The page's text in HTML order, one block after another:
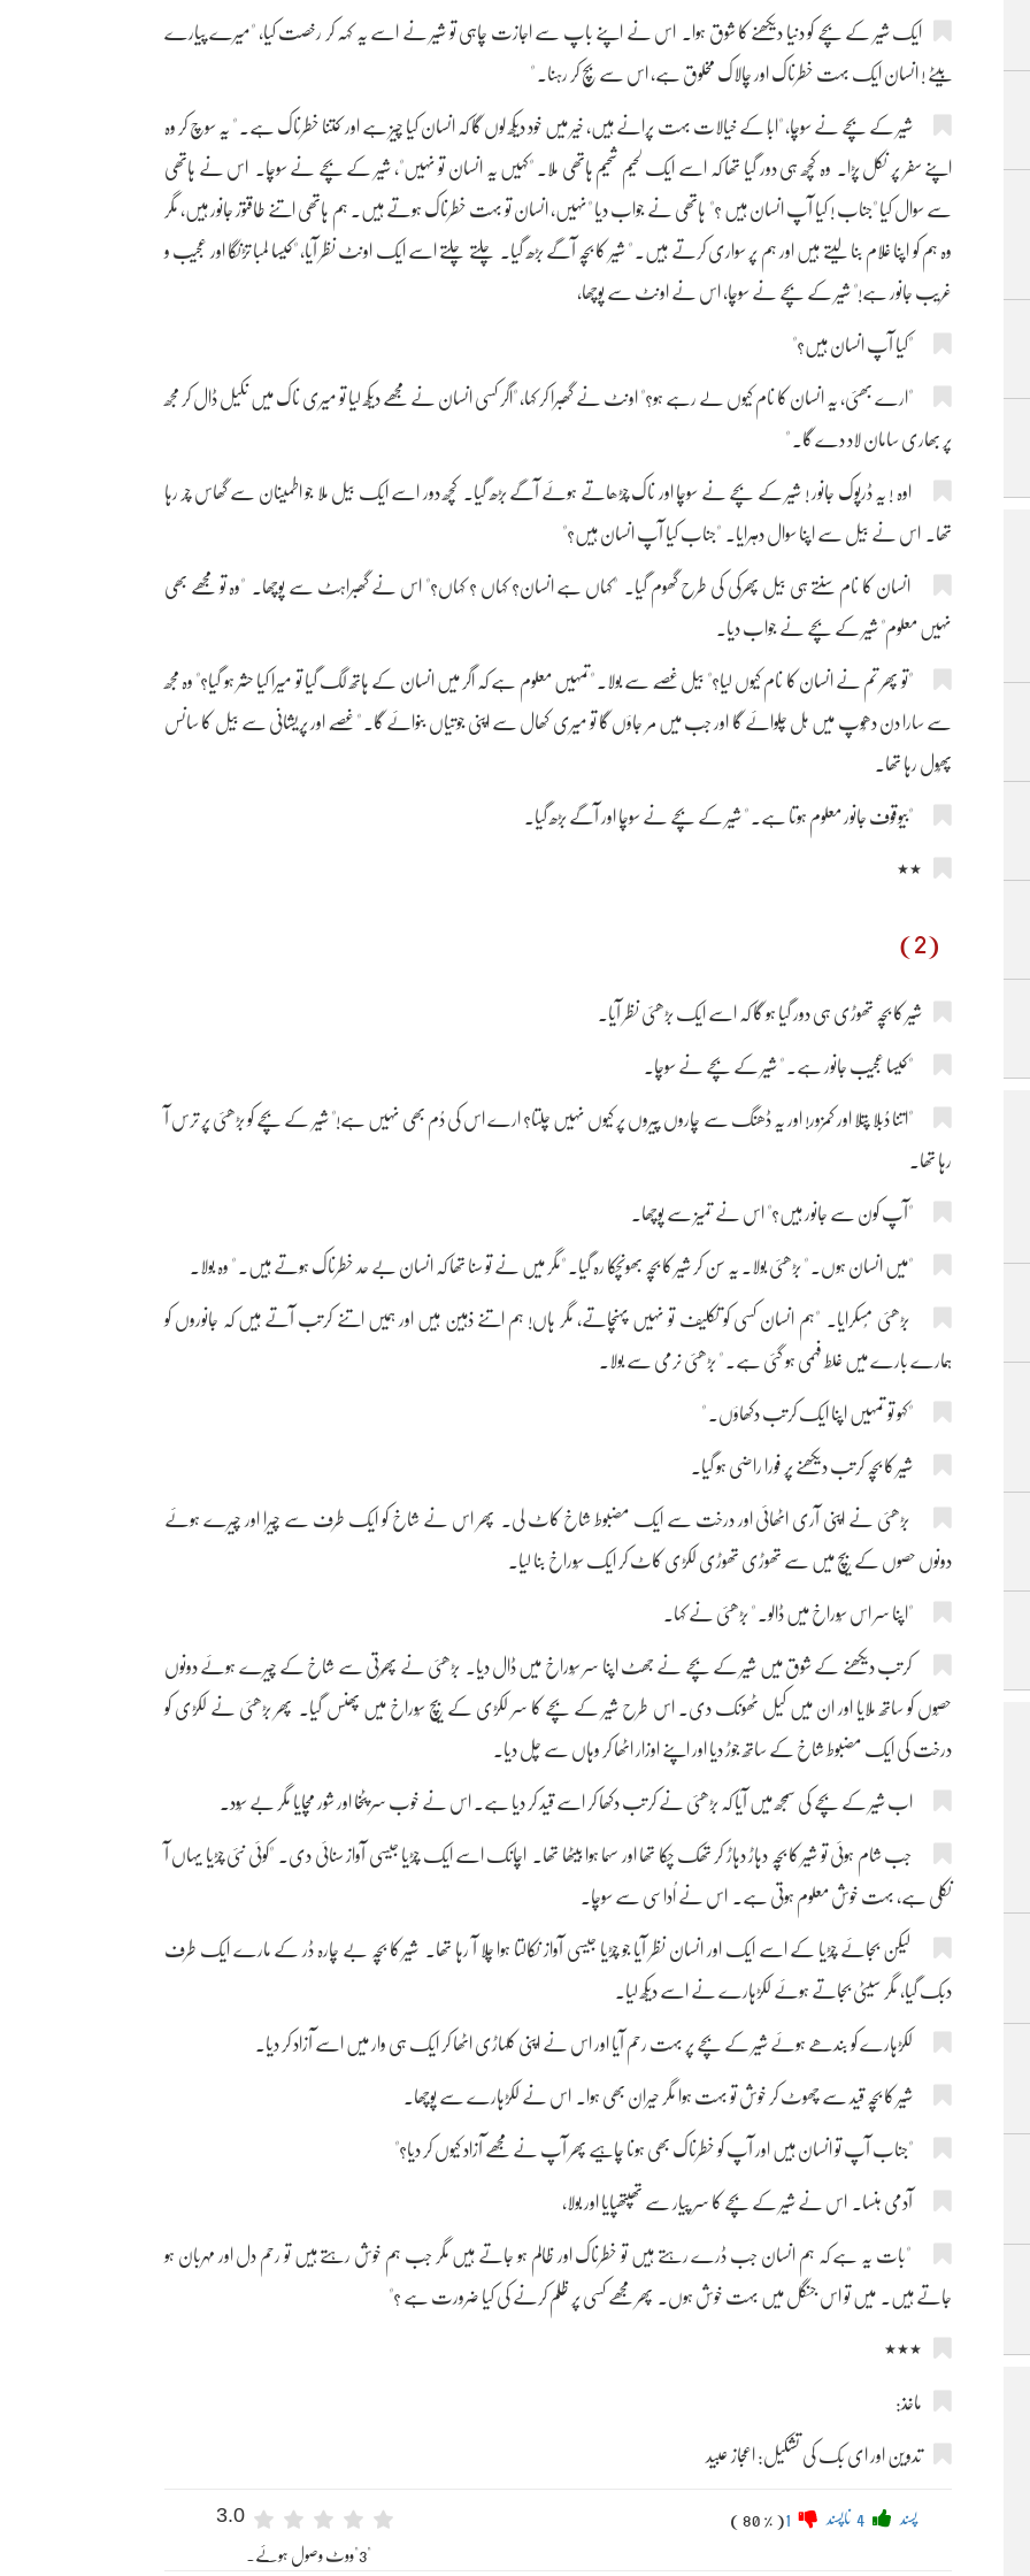
ایک شیر کے بچے کو دنیا دیکھنے کا شوق ہوا۔ اس نے اپنے باپ سے اجازت چاہی تو شیر نے اسے یہ کہہ کر رخصت کیا، "میرے پیارے
بیٹے ! انسان ایک بہت خطرناک اور چالاک مخلوق ہے، اس سے بچ کر رہنا۔ "
شیر کے بچے نے سوچا، "ابّا کے خیالات بہت پرانے ہیں، خیر میں خود دیکھ لوں گا کہ انسان کیا چیز ہے اور کتنا خطرناک ہے۔ " یہ سوچ کر وہ
اپنے سفر پر نکل پڑا۔ وہ کچھ ہی دور گیا تھا کہ اسے ایک لحیم شحیم ہاتھی ملا۔ "کہیں یہ انسان تو نہیں"، شیر کے بچے نے سوچا۔ اس نے ہاتھی
سے سوال کیا "جناب ! کیا آپ انسان ہیں ؟" ہاتھی نے جواب دیا "نہیں، انسان تو بہت خطرناک ہوتے ہیں۔ ہم ہاتھی اتنے طاقتور جانور ہیں، مگر
وہ ہم کو اپنا غلام بنا لیتے ہیں اور ہم پر سواری کرتے ہیں۔ " شیر کا بچہ آگے بڑھ گیا۔ چلتے چلتے اسے ایک اونٹ نظر آیا، "کیسا لمبا تڑنگا اور عجیب و
غریب جانور ہے!" شیر کے بچے نے سوچا، اس نے اونٹ سے پوچھا،
"کیا آپ انسان ہیں؟"
"ارے بھئی، یہ انسان کا نام کیوں لے رہے ہو؟" اونٹ نے گھبرا کر کہا، "اگر کسی انسان نے مجھے دیکھ لیا تو میری ناک میں نکیل ڈال کر مجھ
پر بھاری سامان لاد دے گا۔ "
اوہ ! یہ ڈرپوک جانور ! شیر کے بچے نے سوچا اور ناک چڑھاتے ہوئے آگے بڑھ گیا۔ کچھ دور اسے ایک بیل ملا جو اطمینان سے گھاس چر رہا
تھا۔ اس نے بیل سے اپنا سوال دہرایا۔ "جناب کیا آپ انسان ہیں؟"
انسان کا نام سنتے ہی بیل پھرکی کی طرح گھوم گیا۔ "کہاں ہے انسان؟ کہاں ؟ کہاں؟" اس نے گھبراہٹ سے پوچھا۔ "وہ تو مجھے بھی
نہیں معلوم" شیر کے بچے نے جواب دیا۔
"تو پھر تم نے انسان کا نام کیوں لیا؟" بیل غصّے سے بولا۔ "تمہیں معلوم ہے کہ اگر میں انسان کے ہاتھ لگ گیا تو میرا کیا حشر ہو گیا؟" وہ مجھ
سے سارا دن دھُوپ میں ہل چلوائے گا اور جب میں مر جاؤں گا تو میری کھال سے اپنی جوتیاں بنوائے گا۔ " غصّے اور پریشانی سے بیل کا سانس
پھُول رہا تھا۔
"بیوقوف جانور معلوم ہوتا ہے۔ " شیر کے بچے نے سوچا اور آگے بڑھ گیا۔
٭٭
(2)
شیر کا بچہ تھوڑی ہی دور گیا ہو گا کہ اسے ایک بڑھئی نظر آیا۔
"کیسا عجیب جانور ہے۔ " شیر کے بچے نے سوچا۔
"اتنا دُبلا پتلا اور کمزور! اور یہ ڈھنگ سے چاروں پیروں پر کیوں نہیں چلتا؟ ارے اس کی دُم بھی نہیں ہے!" شیر کے بچے کو بڑھئی پر ترس آ
رہا تھا۔
"آپ کون سے جانور ہیں؟" اس نے تمیز سے پوچھا۔
"میں انسان ہوں۔ " بڑھئی بولا۔ یہ سن کر شیر کا بچہ بھونچکا رہ گیا۔ "مگر میں نے تو سنا تھا کہ انسان بے حد خطرناک ہوتے ہیں۔ " وہ بولا۔
بڑھئی مُسکرایا۔ "ہم انسان کسی کو تکلیف تو نہیں پہنچاتے، مگر ہاں! ہم اتنے ذہین ہیں اور ہمیں اتنے کرتب آتے ہیں کہ جانوروں کو
ہمارے بارے میں غلط فہمی ہو گئی ہے۔ " بڑھئی نرمی سے بولا۔
"کہو تو تمہیں اپنا ایک کرتب دکھاؤں۔ "
شیر کا بچہ کرتب دیکھنے پر فورا راضی ہو گیا۔
بڑھئی نے اپنی آری اٹھائی اور درخت سے ایک مضبوط شاخ کاٹ لی۔ پھر اس نے شاخ کو ایک طرف سے چیرا اور چیرے ہوئے
دونوں حصوں کے بیچ میں سے تھوڑی تھوڑی لکڑی کاٹ کر ایک سُوراخ بنا لیا۔
"اپنا سر اس سُوراخ میں ڈالو۔ " بڑھئی نے کہا۔
کرتب دیکھنے کے شوق میں شیر کے بچے نے جھٹ اپنا سر سُوراخ میں ڈال دیا۔ بڑھئی نے پھُرتی سے شاخ کے چیرے ہوئے دونوں
حصّوں کو ساتھ ملایا اور ان میں کیل ٹھونک دی۔ اس طرح شیر کے بچے کا سر لکڑی کے بیچ سُوراخ میں پھنس گیا۔ پھر بڑھئی نے لکڑی کو
درخت کی ایک مضبوط شاخ کے ساتھ جوڑ دیا اور اپنے اوزار اٹھا کر وہاں سے چل دیا۔
اب شیر کے بچے کی سمجھ میں آیا کہ بڑھئی نے کرتب دکھا کر اسے قید کر دیا ہے۔ اس نے خوب سر پٹخا اور شور مچایا مگر بے سُود۔
جب شام ہوئی تو شیر کا بچہ دہاڑ دہاڑ کر تھک چکا تھا اور سہما ہوا بیٹھا تھا۔ اچانک اسے ایک چڑیا جیسی آواز سنائی دی۔ "کوئی نئی چڑیا یہاں آ
نکلی ہے، بہت خوش معلوم ہوتی ہے۔ اس نے اُداسی سے سوچا۔
لیکن بجائے چڑیا کے اسے ایک اور انسان نظر آیا جو چڑیا جیسی آواز نکالتا ہوا چلا آ رہا تھا۔ شیر کا بچہ بے چارہ ڈر کے مارے ایک طرف
دبک گیا، مگر سیٹی بجاتے ہوئے لکڑہارے نے اسے دیکھ لیا۔
لکڑہارے کو بندھے ہوئے شیر کے بچے پر بہت رحم آیا اور اس نے اپنی کلہاڑی اٹھا کر ایک ہی وار میں اسے آزاد کر دیا۔
شیر کا بچہ قید سے چھوٹ کر خوش تو بہت ہوا مگر حیران بھی ہوا۔ اس نے لکڑہارے سے پوچھا۔
"جناب آپ تو انسان ہیں اور آپ کو خطرناک بھی ہونا چاہیے پھر آپ نے مجھے آزاد کیوں کر دیا؟"
آدمی ہنسا۔ اس نے شیر کے بچے کا سر پیار سے تھپتھپایا اور بولا،
"بات یہ ہے کہ ہم انسان جب ڈرے رہتے ہیں تو خطرناک اور ظالم ہو جاتے ہیں مگر جب ہم خوش رہتے ہیں تو رحم دل اور مہربان ہو
جاتے ہیں۔ میں تو اس جنگل میں بہت خوش ہوں۔ پھر مجھے کسی پر ظلم کرنے کی کیا ضرورت ہے ؟"
٭٭٭
ماخذ:
تدوین اور ای بک کی تشکیل: اعجاز عبید
3.0
"3"ووٹ وصول ہوئے۔
پسند ناپسند ( 80 % )